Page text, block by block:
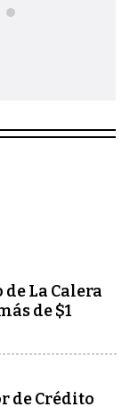
La Calera
de $1
de Crédito